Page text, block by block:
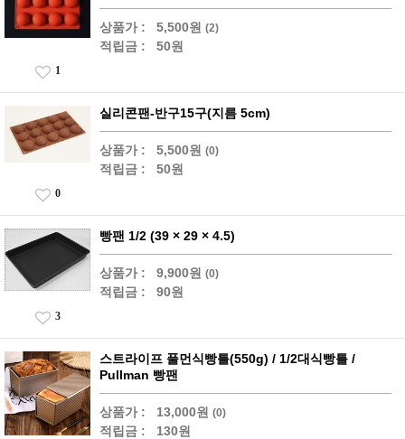
상품가 : 5,500원 (2)
적립금 : 50원
1
실리콘팬-반구15구(지름 5cm)
상품가 : 5,500원 (0)
적립금 : 50원
0
빵팬 1/2 (39 × 29 × 4.5)
상품가 : 9,900원 (0)
적립금 : 90원
3
스트라이프 풀먼식빵틀(550g) / 1/2대식빵틀 /
Pullman 빵팬
상품가 : 13,000원 (0)
적립금 : 130원